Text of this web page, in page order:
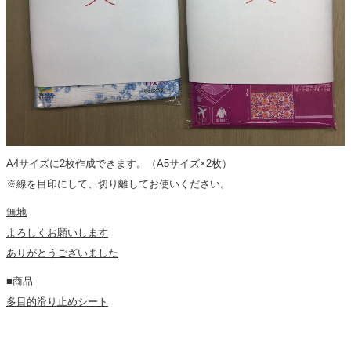
A4サイズに2枚作成できます。（A5サイズ×2枚）
※線を目印にして、切り離してお使いください。
無地
よろしくお願いします
ありがとうございました
■商品
多目的滑り止めシート